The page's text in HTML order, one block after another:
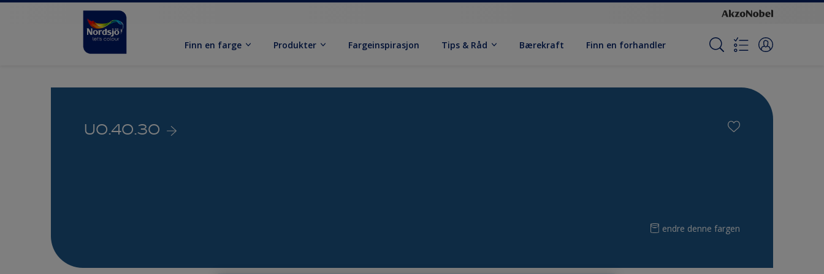
Finn en farge Produkter Fargeinspirasjon Tips & Råd Bærekraft Finn en forhandler
U0.40.30
endre denne fargen